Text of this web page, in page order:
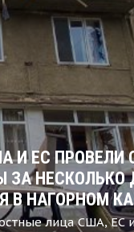
И ЕС ПРОВЕЛИ
ЗА НЕСКОЛЬКО
В НАГОРНОМ
лица США, ЕС